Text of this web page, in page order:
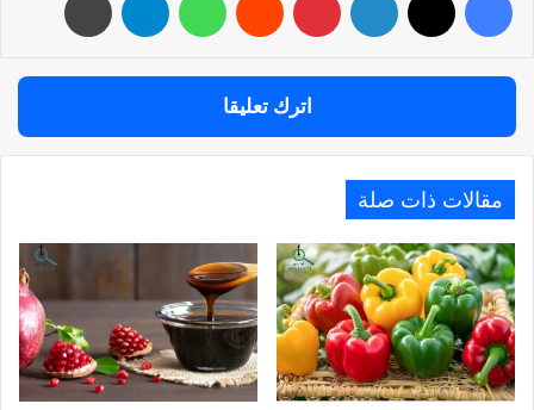
اترك تعليقا
مقالات ذات صلة